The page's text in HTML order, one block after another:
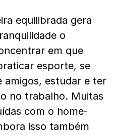
equilibrada gera
o
em que
esporte, se
amigos, estudar e ter
no trabalho. Muitas
com o home-
isso também